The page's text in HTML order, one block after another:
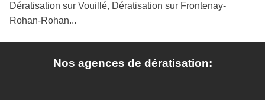
Dératisation sur Vouillé, Dératisation sur Frontenay-
Rohan-Rohan...
Nos agences de dératisation: